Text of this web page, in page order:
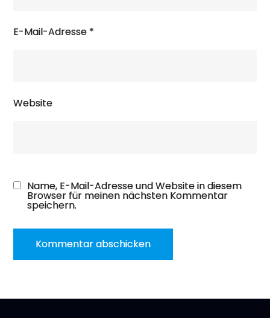
E-Mail-Adresse *
Website
Name, E-Mail-Adresse und Website in diesem
Browser für meinen nächsten Kommentar
speichern.